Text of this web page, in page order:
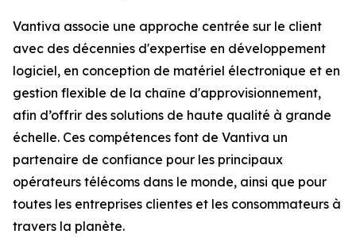
Vantiva associe une approche centrée sur le client
avec des décennies d'expertise en développement
logiciel, en conception de matériel électronique et en
gestion flexible de la chaîne d'approvisionnement,
afin d’offrir des solutions de haute qualité à grande
échelle. Ces compétences font de Vantiva un
partenaire de confiance pour les principaux
opérateurs télécoms dans le monde, ainsi que pour
toutes les entreprises clientes et les consommateurs à
travers la planète.